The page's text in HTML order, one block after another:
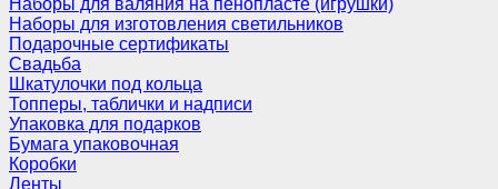
Наборы для валяния на пенопласте (игрушки)
Наборы для изготовления светильников
Подарочные сертификаты
Свадьба
Шкатулочки под кольца
Топперы, таблички и надписи
Упаковка для подарков
Бумага упаковочная
Коробки
Ленты